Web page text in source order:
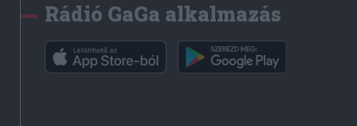
Rádió GaGa alkalmazás